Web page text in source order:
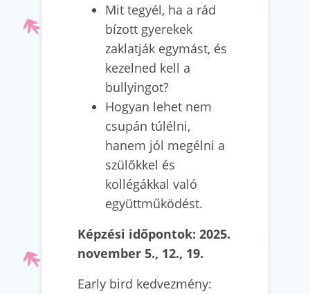
Mit tegyél, ha a rád
bízott gyerekek
zaklatják egymást, és
kezelned kell a
bullyingot?
Hogyan lehet nem
csupán túlélni,
hanem jól megélni a
szülőkkel és
kollégákkal való
együttműködést.
Képzési időpontok: 2025.
november 5., 12., 19.
Early bird kedvezmény: